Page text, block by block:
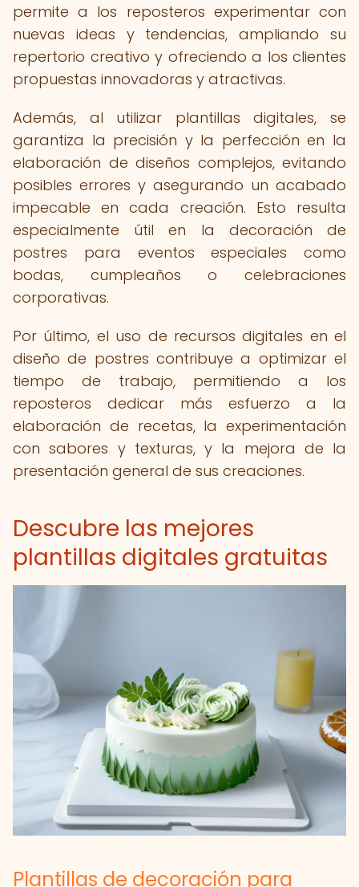
permite a los reposteros experimentar con
nuevas ideas y tendencias, ampliando su
repertorio creativo y ofreciendo a los clientes
propuestas innovadoras y atractivas.
Además, al utilizar plantillas digitales, se
garantiza la precisión y la perfección en la
elaboración de diseños complejos, evitando
posibles errores y asegurando un acabado
impecable en cada creación. Esto resulta
especialmente útil en la decoración de
postres para eventos especiales como
bodas, cumpleaños o celebraciones
corporativas.
Por último, el uso de recursos digitales en el
diseño de postres contribuye a optimizar el
tiempo de trabajo, permitiendo a los
reposteros dedicar más esfuerzo a la
elaboración de recetas, la experimentación
con sabores y texturas, y la mejora de la
presentación general de sus creaciones.
Descubre las mejores
plantillas digitales gratuitas
Plantillas de decoración para